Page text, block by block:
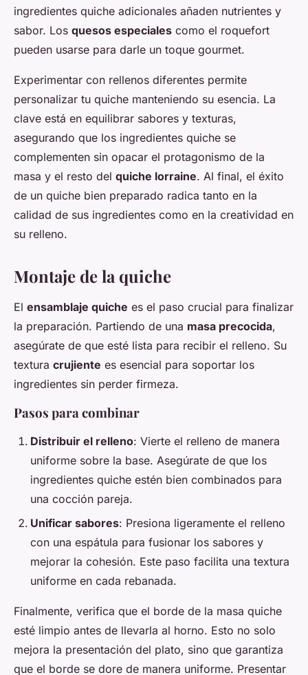
ingredientes quiche adicionales añaden nutrientes y
sabor. Los quesos especiales como el roquefort
pueden usarse para darle un toque gourmet.
Experimentar con rellenos diferentes permite
personalizar tu quiche manteniendo su esencia. La
clave está en equilibrar sabores y texturas,
asegurando que los ingredientes quiche se
complementen sin opacar el protagonismo de la
masa y el resto del quiche lorraine. Al final, el éxito
de un quiche bien preparado radica tanto en la
calidad de sus ingredientes como en la creatividad en
su relleno.
Montaje de la quiche
El ensamblaje quiche es el paso crucial para finalizar
la preparación. Partiendo de una masa precocida,
asegúrate de que esté lista para recibir el relleno. Su
textura crujiente es esencial para soportar los
ingredientes sin perder firmeza.
Pasos para combinar
Distribuir el relleno: Vierte el relleno de manera
uniforme sobre la base. Asegúrate de que los
ingredientes quiche estén bien combinados para
una cocción pareja.
Unificar sabores: Presiona ligeramente el relleno
con una espátula para fusionar los sabores y
mejorar la cohesión. Este paso facilita una textura
uniforme en cada rebanada.
Finalmente, verifica que el borde de la masa quiche
esté limpio antes de llevarla al horno. Esto no solo
mejora la presentación del plato, sino que garantiza
que el borde se dore de manera uniforme. Presentar